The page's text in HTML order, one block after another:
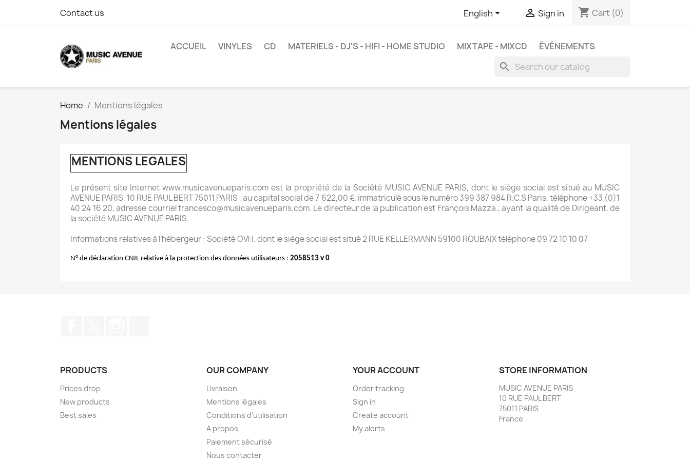
Contact us English  Sign in shopping_cart Cart (0)
ACCUEIL VINYLES CD MATERIELS - DJ'S - HIFI - HOME STUDIO MIXTAPE - MIXCD ÉVÉNEMENTS
search
Home Mentions légales
Mentions légales
MENTIONS LEGALES
Le présent site Internet www.musicavenueparis.com est la propriété de la Société MUSIC AVENUE PARIS, dont le siège social est situé au MUSIC
AVENUE PARIS, 10 RUE PAUL BERT 75011 PARIS , au capital social de 7 622,00 €, immatriculé sous le numéro 399 387 984 R.C.S Paris, téléphone +33 (0)1
40 24 16 20, adresse courriel francesco@musicavenueparis.com. Le directeur de la publication est François Mazza., ayant la qualité de Dirigeant. de
la société MUSIC AVENUE PARIS.
Informations relatives à l’hébergeur : Société OVH. dont le siège social est situé 2 RUE KELLERMANN 59100 ROUBAIX téléphone 09 72 10 10 07
N° de déclaration CNIL relative à la protection des données utilisateurs : 2058513 v 0
PRODUCTS
Prices drop
New products
Best sales
OUR COMPANY
Livraison
Mentions légales
Conditions d'utilisation
A propos
Paiement sécurisé
Nous contacter
YOUR ACCOUNT
Order tracking
Sign in
Create account
My alerts
STORE INFORMATION
MUSIC AVENUE PARIS
10 RUE PAUL BERT
75011 PARIS
France